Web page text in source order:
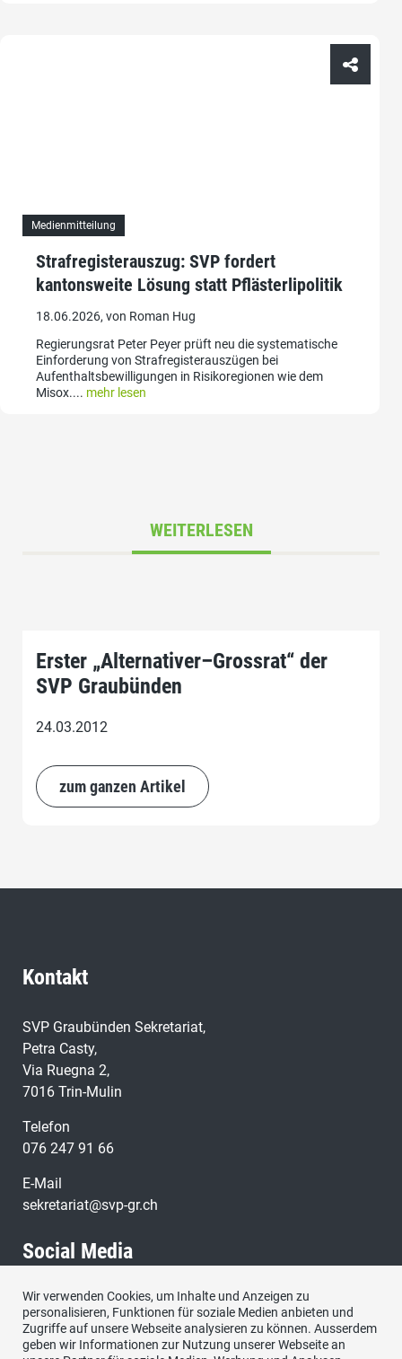
Medienmitteilung
Strafregisterauszug: SVP fordert
kantonsweite Lösung statt Pflästerlipolitik
18.06.2026, von Roman Hug
Regierungsrat Peter Peyer prüft neu die systematische
Einforderung von Strafregisterauszügen bei
Aufenthaltsbewilligungen in Risikoregionen wie dem
Misox.... mehr lesen
WEITERLESEN
Erster „Alternativer–Grossrat“ der
SVP Graubünden
24.03.2012
zum ganzen Artikel
Kontakt
SVP Graubünden Sekretariat,
Petra Casty,
Via Ruegna 2,
7016 Trin-Mulin
Telefon
076 247 91 66
E-Mail
sekretariat@svp-gr.ch
Social Media
Besuchen Sie uns bei:
Wir verwenden Cookies, um Inhalte und Anzeigen zu
personalisieren, Funktionen für soziale Medien anbieten und
Zugriffe auf unsere Webseite analysieren zu können. Ausserdem
geben wir Informationen zur Nutzung unserer Webseite an